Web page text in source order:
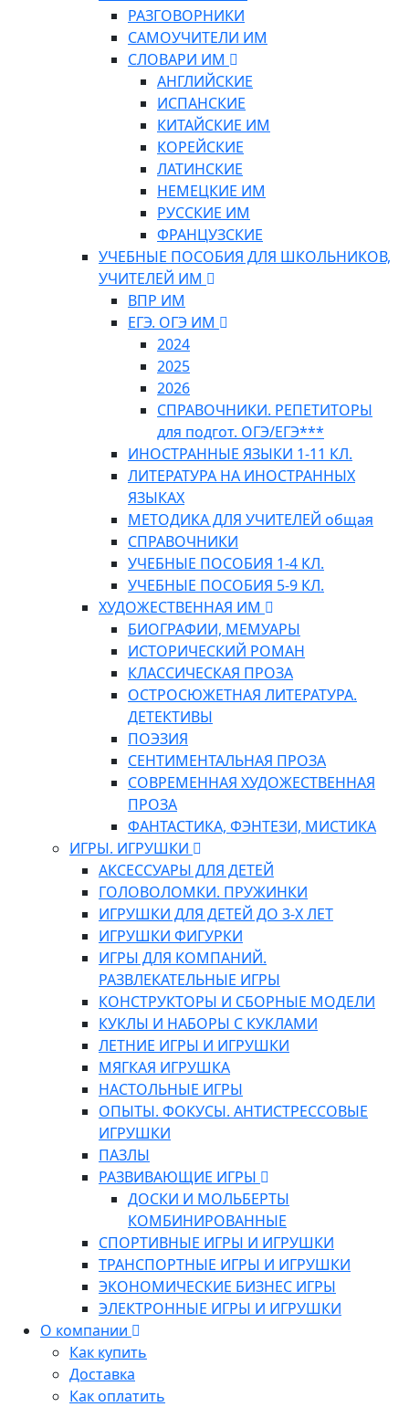
РАЗГОВОРНИКИ
САМОУЧИТЕЛИ ИМ
СЛОВАРИ ИМ
АНГЛИЙСКИЕ
ИСПАНСКИЕ
КИТАЙСКИЕ ИМ
КОРЕЙСКИЕ
ЛАТИНСКИЕ
НЕМЕЦКИЕ ИМ
РУССКИЕ ИМ
ФРАНЦУЗСКИЕ
УЧЕБНЫЕ ПОСОБИЯ ДЛЯ ШКОЛЬНИКОВ,
УЧИТЕЛЕЙ ИМ
ВПР ИМ
ЕГЭ. ОГЭ ИМ
2024
2025
2026
СПРАВОЧНИКИ. РЕПЕТИТОРЫ
для подгот. ОГЭ/ЕГЭ***
ИНОСТРАННЫЕ ЯЗЫКИ 1-11 КЛ.
ЛИТЕРАТУРА НА ИНОСТРАННЫХ
ЯЗЫКАХ
МЕТОДИКА ДЛЯ УЧИТЕЛЕЙ общая
СПРАВОЧНИКИ
УЧЕБНЫЕ ПОСОБИЯ 1-4 КЛ.
УЧЕБНЫЕ ПОСОБИЯ 5-9 КЛ.
ХУДОЖЕСТВЕННАЯ ИМ
БИОГРАФИИ, МЕМУАРЫ
ИСТОРИЧЕСКИЙ РОМАН
КЛАССИЧЕСКАЯ ПРОЗА
ОСТРОСЮЖЕТНАЯ ЛИТЕРАТУРА.
ДЕТЕКТИВЫ
ПОЭЗИЯ
СЕНТИМЕНТАЛЬНАЯ ПРОЗА
СОВРЕМЕННАЯ ХУДОЖЕСТВЕННАЯ
ПРОЗА
ФАНТАСТИКА, ФЭНТЕЗИ, МИСТИКА
ИГРЫ. ИГРУШКИ
АКСЕССУАРЫ ДЛЯ ДЕТЕЙ
ГОЛОВОЛОМКИ. ПРУЖИНКИ
ИГРУШКИ ДЛЯ ДЕТЕЙ ДО 3-Х ЛЕТ
ИГРУШКИ ФИГУРКИ
ИГРЫ ДЛЯ КОМПАНИЙ.
РАЗВЛЕКАТЕЛЬНЫЕ ИГРЫ
КОНСТРУКТОРЫ И СБОРНЫЕ МОДЕЛИ
КУКЛЫ И НАБОРЫ С КУКЛАМИ
ЛЕТНИЕ ИГРЫ И ИГРУШКИ
МЯГКАЯ ИГРУШКА
НАСТОЛЬНЫЕ ИГРЫ
ОПЫТЫ. ФОКУСЫ. АНТИСТРЕССОВЫЕ
ИГРУШКИ
ПАЗЛЫ
РАЗВИВАЮЩИЕ ИГРЫ
ДОСКИ И МОЛЬБЕРТЫ
КОМБИНИРОВАННЫЕ
СПОРТИВНЫЕ ИГРЫ И ИГРУШКИ
ТРАНСПОРТНЫЕ ИГРЫ И ИГРУШКИ
ЭКОНОМИЧЕСКИЕ БИЗНЕС ИГРЫ
ЭЛЕКТРОННЫЕ ИГРЫ И ИГРУШКИ
О компании
Как купить
Доставка
Как оплатить